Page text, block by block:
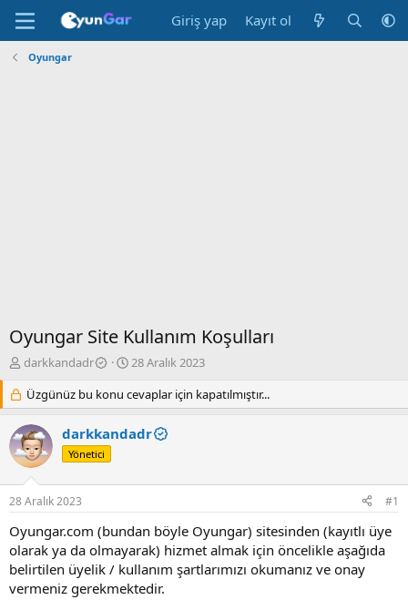
Giriş yap Kayıt ol
Oyungar
Oyungar Site Kullanım Koşulları
K
n
u
y
u
B
a
l
a
t
a
n
darkkandadr
B
ş
l
n
t
a
r
i
h
i
28 Aralık 2023
Üzgünüz bu konu cevaplar için kapatılmıştır...
darkkandadr
Yönetici
28 Aralık 2023 #1
Oyungar.com (bundan böyle Oyungar) sitesinden (kayıtlı üye
olarak ya da olmayarak) hizmet almak için öncelikle aşağıda
belirtilen üyelik / kullanım şartlarımızı okumanız ve onay
vermeniz gerekmektedir.